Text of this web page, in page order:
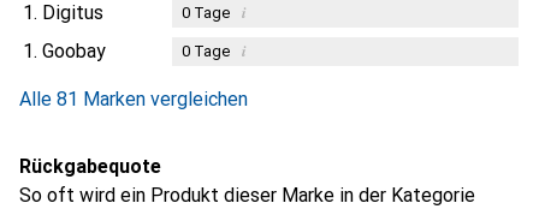
1. Digitus 0Tage i
1. Goobay 0Tage i
Alle 81 Marken vergleichen
Rückgabequote
So oft wird ein Produkt dieser Marke in der Kategorie